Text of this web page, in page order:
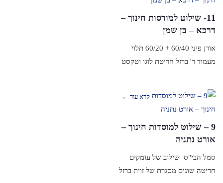
11- שילוט למודסות חינוך –
דרכא – בן שמן
אורן פיני 60/40 + 60/20 תלוי
מעמוד ר' ברזל חריטת לוגו וטקסט
קרא עוד ←
9 – שילוט למוסדות חינוך –
אורט נתניה
סמל הבי"ס שילוב של עומקים
חריטה שונים מסגרת של זוית ברזל